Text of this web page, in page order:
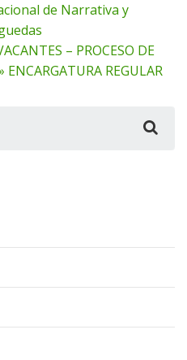
de Narrativa y
– PROCESO DE
ENCARGATURA REGULAR